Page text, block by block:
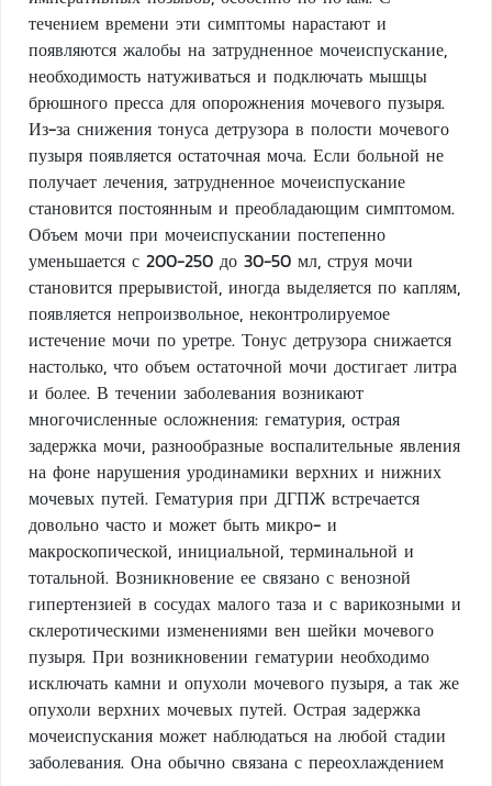
течением времени эти симптомы нарастают и
появляются жалобы на затрудненное мочеиспускание,
необходимость натуживаться и подключать мышцы
брюшного пресса для опорожнения мочевого пузыря.
Из-за снижения тонуса детрузора в полости мочевого
пузыря появляется остаточная моча. Если больной не
получает лечения, затрудненное мочеиспускание
становится постоянным и преобладающим симптомом.
Объем мочи при мочеиспускании постепенно
уменьшается с 200-250 до 30-50 мл, струя мочи
становится прерывистой, иногда выделяется по каплям,
появляется непроизвольное, неконтролируемое
истечение мочи по уретре. Тонус детрузора снижается
настолько, что объем остаточной мочи достигает литра
и более. В течении заболевания возникают
многочисленные осложнения: гематурия, острая
задержка мочи, разнообразные воспалительные явления
на фоне нарушения уродинамики верхних и нижних
мочевых путей. Гематурия при ДГПЖ встречается
довольно часто и может быть микро- и
макроскопической, инициальной, терминальной и
тотальной. Возникновение ее связано с венозной
гипертензией в сосудах малого таза и с варикозными и
склеротическими изменениями вен шейки мочевого
пузыря. При возникновении гематурии необходимо
исключать камни и опухоли мочевого пузыря, а так же
опухоли верхних мочевых путей. Острая задержка
мочеиспускания может наблюдаться на любой стадии
заболевания. Она обычно связана с переохлаждением